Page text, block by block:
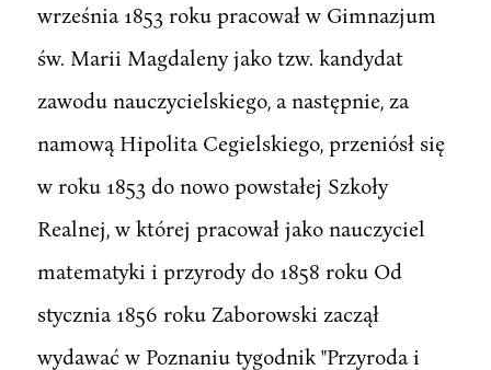
września 1853 roku pracował w Gimnazjum
św. Marii Magdaleny jako tzw. kandydat
zawodu nauczycielskiego, a następnie, za
namową Hipolita Cegielskiego, przeniósł się
w roku 1853 do nowo powstałej Szkoły
Realnej, w której pracował jako nauczyciel
matematyki i przyrody do 1858 roku Od
stycznia 1856 roku Zaborowski zaczął
wydawać w Poznaniu tygodnik "Przyroda i